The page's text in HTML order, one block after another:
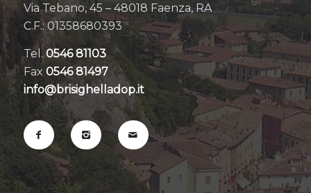
Via Tebano, 45 – 48018 Faenza, RA
C.F.: 01358680393
Tel. 0546 81103
Fax 0546 81497
info@brisighelladop.it